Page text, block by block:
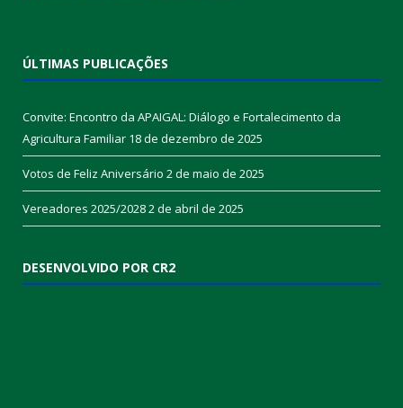
ÚLTIMAS PUBLICAÇÕES
Convite: Encontro da APAIGAL: Diálogo e Fortalecimento da
Agricultura Familiar 18 de dezembro de 2025
Votos de Feliz Aniversário 2 de maio de 2025
Vereadores 2025/20282 de abril de 2025
DESENVOLVIDO POR CR2